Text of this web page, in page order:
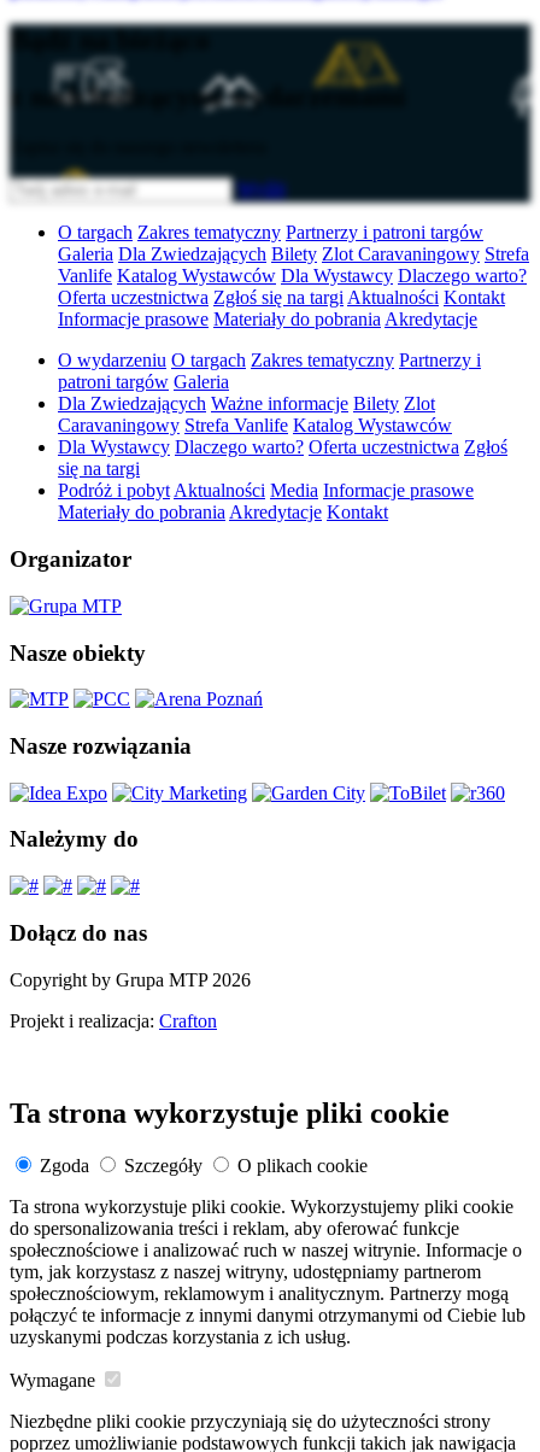
Bądź na bieżąco
z nadchodzącymi wydarzeniami
Wyślij
O targach Zakres tematyczny Partnerzy i patroni targów
Galeria Dla Zwiedzających Bilety Zlot Caravaningowy Strefa
Vanlife Katalog Wystawców Dla Wystawcy Dlaczego warto?
Oferta uczestnictwa Zgłoś się na targiAktualności Kontakt
Informacje prasowe Materiały do pobraniaAkredytacje
O wydarzeniu O targach Zakres tematyczny Partnerzy i
patroni targów Galeria
Dla Zwiedzających Ważne informacje Bilety Zlot
Caravaningowy Strefa Vanlife Katalog Wystawców
Dla Wystawcy Dlaczego warto? Oferta uczestnictwa Zgłoś
się na targi
Podróż i pobytAktualności Media Informacje prasowe
Materiały do pobraniaAkredytacje Kontakt
Organizator
Nasze obiekty
Nasze rozwiązania
Należymy do
Dołącz do nas
Copyright by Grupa MTP 2026
Projekt i realizacja: Crafton
Ta strona wykorzystuje pliki cookie
Zgoda Szczegóły
O plikach cookie
Ta strona wykorzystuje pliki cookie. Wykorzystujemy pliki cookie
do spersonalizowania treści i reklam, aby oferować funkcje
społecznościowe i analizować ruch w naszej witrynie. Informacje o
tym, jak korzystasz z naszej witryny, udostępniamy partnerom
społecznościowym, reklamowym i analitycznym. Partnerzy mogą
połączyć te informacje z innymi danymi otrzymanymi od Ciebie lub
uzyskanymi podczas korzystania z ich usług.
Wymagane
Niezbędne pliki cookie przyczyniają się do użyteczności strony
poprzez umożliwianie podstawowych funkcji takich jak nawigacja